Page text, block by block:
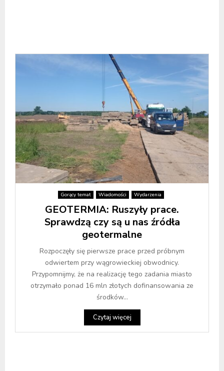
Gorący temat Wiadomości Wydarzenia
GEOTERMIA: Ruszyły prace.
Sprawdzą czy są u nas źródła
geotermalne
Rozpoczęły się pierwsze prace przed próbnym
odwiertem przy wągrowieckiej obwodnicy.
Przypomnijmy, że na realizację tego zadania miasto
otrzymało ponad 16 mln złotych dofinansowania ze
środków...
Czytaj więcej